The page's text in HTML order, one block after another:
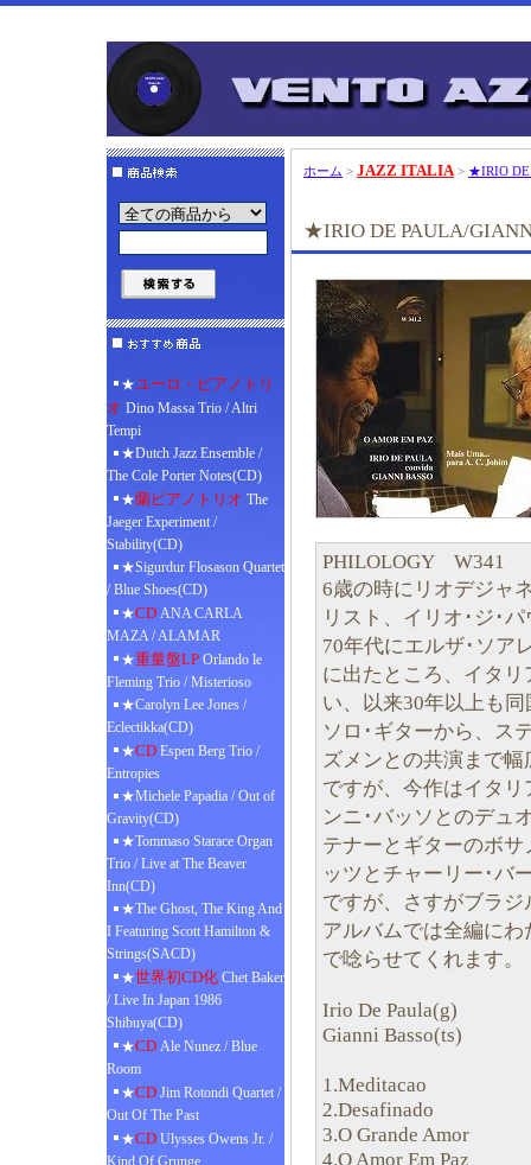
★ユーロ・ピアノトリ
オ Dino Massa Trio / Altri
Tempi
★Dutch Jazz Ensemble /
The Cole Porter Notes(CD)
★蘭ピアノトリオ The
Jaeger Experiment /
Stability(CD)
★Sigurdur Flosason Quartet
/ Blue Shoes(CD)
★CD ANA CARLA
MAZA / ALAMAR
★重量盤LP Orlando le
Fleming Trio / Misterioso
★Carolyn Lee Jones /
Eclectikka(CD)
★CD Espen Berg Trio /
Entropies
★Michele Papadia / Out of
Gravity(CD)
★Tommaso Starace Organ
Trio / Live at The Beaver
Inn(CD)
★The Ghost, The King And
I Featuring Scott Hamilton &
Strings(SACD)
★世界初CD化 Chet Baker
/ Live In Japan 1986
Shibuya(CD)
★CD Ale Nunez / Blue
Room
★CD Jim Rotondi Quartet /
Out Of The Past
★CD Ulysses Owens Jr. /
Kind Of Grunge
ホーム > JAZZ ITALIA > ★IRIO DE
★IRIO DE PAULA/
PHILOLOGY W341
6歳の時にリオデジャ
リスト、イリオ･ジ･
70年代にエルザ･ソア
に出たところ、イタ
い、以来30年以上も
ソロ･ギターから、ス
ズメンとの共演まで
ですが、今作はイタ
ンニ･バッソとのデュ
テナーとギターのボ
ッツとチャーリー･バ
ですが、さすがブラ
アルバムでは全編に
で唸らせてくれます。
Irio De Paula(g)
Gianni Basso(ts)
1.Meditacao
2.Desafinado
3.O Grande Amor
4.O Amor Em Paz